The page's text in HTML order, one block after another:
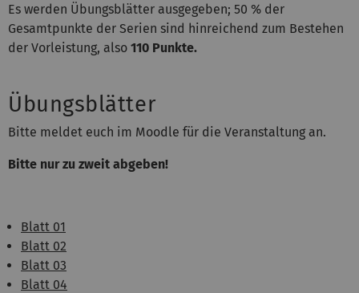
Es werden Übungsblätter ausgegeben; 50 % der
Gesamtpunkte der Serien sind hinreichend zum Bestehen
der Vorleistung, also 110 Punkte.
Übungsblätter
Bitte meldet euch im Moodle für die Veranstaltung an.
Bitte nur zu zweit abgeben!
Blatt 01
Blatt 02
Blatt 03
Blatt 04